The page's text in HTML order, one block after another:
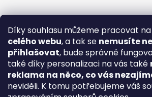
Díky souhlasu můžeme pracovat na
celého webu, a tak se nemusíte
přihlašovat, bude správně
také díky personalizaci na vás také
reklama na něco, co vás
neviděli. K tomu potřebujeme váš